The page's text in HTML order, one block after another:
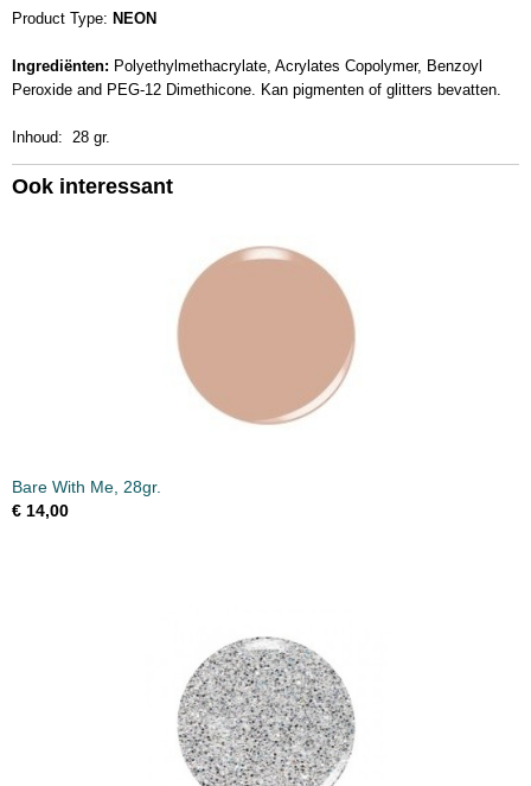
EAN code
Productcode leverancier
KSD446
0,07 Kg
Afmetingen (l,b,h)
5 x 5 x 4,50 cm
Product Type: NEON
Ingrediënten: Polyethylmethacrylate, Acrylates Copolymer, Benzoyl
Peroxide and PEG-12 Dimethicone. Kan pigmenten of glitters bevatten.
Inhoud: 28 gr.
Ook interessant
Bare With Me, 28gr.
€ 14,00